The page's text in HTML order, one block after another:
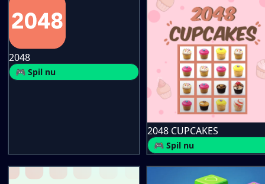
2048
🎮 Spil nu
2048 CUPCAKES
🎮 Spil nu